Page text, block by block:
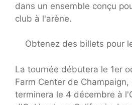
dans un ensemble conçu
club à l'arène.
Obtenez des billets pour
La tournée débutera le 1er
Farm Center de
terminera le 4 décembre à